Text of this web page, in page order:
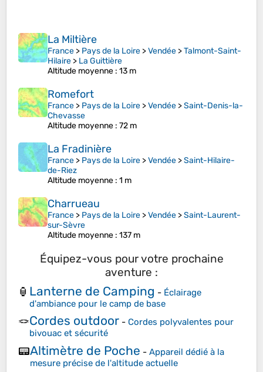
La Miltière
France > Pays de la Loire >Vendée >Talmont-Saint-
Hilaire > La Guittière
Altitude moyenne : 13 m
Romefort
France > Pays de la Loire >Vendée >Saint-Denis-la-
Chevasse
Altitude moyenne : 72 m
La Fradinière
France > Pays de la Loire >Vendée >Saint-Hilaire-
de-Riez
Altitude moyenne : 1 m
Charrueau
France > Pays de la Loire >Vendée >Saint-Laurent-
sur-Sèvre
Altitude moyenne : 137 m
Équipez-vous pour votre prochaine
aventure :
🏮 Lanterne de Camping - Éclairage
d'ambiance pour le camp de base
🪢Cordes outdoor - Cordes polyvalentes pour
bivouac et sécurité
📟Altimètre de Poche - Appareil dédié à la
mesure précise de l'altitude actuelle